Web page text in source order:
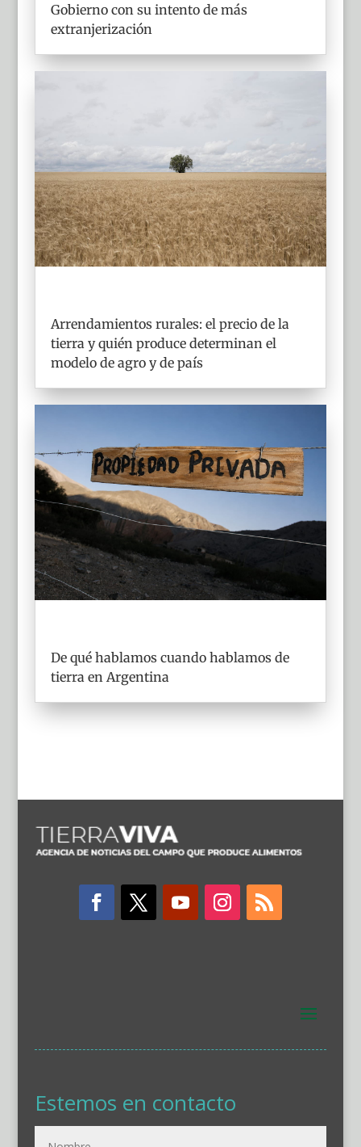
Gobierno con su intento de más
extranjerización
Arrendamientos rurales: el precio de la
tierra y quién produce determinan el
modelo de agro y de país
De qué hablamos cuando hablamos de
tierra en Argentina
Estemos en contacto